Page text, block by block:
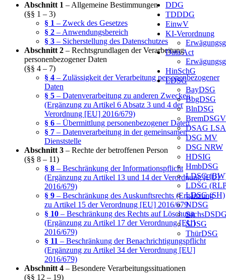
DDG
TDDDG
EinwV
KI-Verordnung
Data Act
HinSchG
LDSG
BayDSG
BbgDSG
BlnDSG
DSAG LSA
DSG MV
DSG NRW
HDSIG
HmbDSG
LDSG
LDSG
LDSG (SH)
NDSG
SDSG
ThürDSG
Abschnitt 1 – Allgemeine Bestimmungen
(§§ 1 – 3)
§ 1 – Zweck des Gesetzes
§ 2 – Anwendungsbereich
§ 3 – Sicherstellung des Datenschutzes
Abschnitt 2 – Rechtsgrundlagen der Verarbeitung
personenbezogener Daten
(§§ 4 – 7)
§ 4 – Zulässigkeit der Verarbeitung personenbezogener
Daten
§ 5 – Datenverarbeitung zu anderen Zwecken
(Ergänzung zu Artikel 6 Absatz 3 und 4 der
Verordnung [EU] 2016/679)
§ 6 – Übermittlung personenbezogener Daten
§ 7 – Datenverarbeitung in der gemeinsamen
Dienststelle
Abschnitt 3 – Rechte der betroffenen Person
(§§ 8 – 11)
§ 8 – Beschränkung der Informationspflicht
(Ergänzung zu Artikel 13 und 14 der Verordnung [EU]
2016/679)
§ 9 – Beschränkung des Auskunftsrechts (Ergänzung
zu Artikel 15 der Verordnung [EU] 2016/679
§ 10 – Beschränkung des Rechts auf Löschung
(Ergänzung zu Artikel 17 der Verordnung [EU]
2016/679)
§ 11 – Beschränkung der Benachrichtigungspflicht
(Ergänzung zu Artikel 34 der Verordnung [EU]
2016/679)
Abschnitt 4 – Besondere Verarbeitungssituationen
(§§ 12 – 19)